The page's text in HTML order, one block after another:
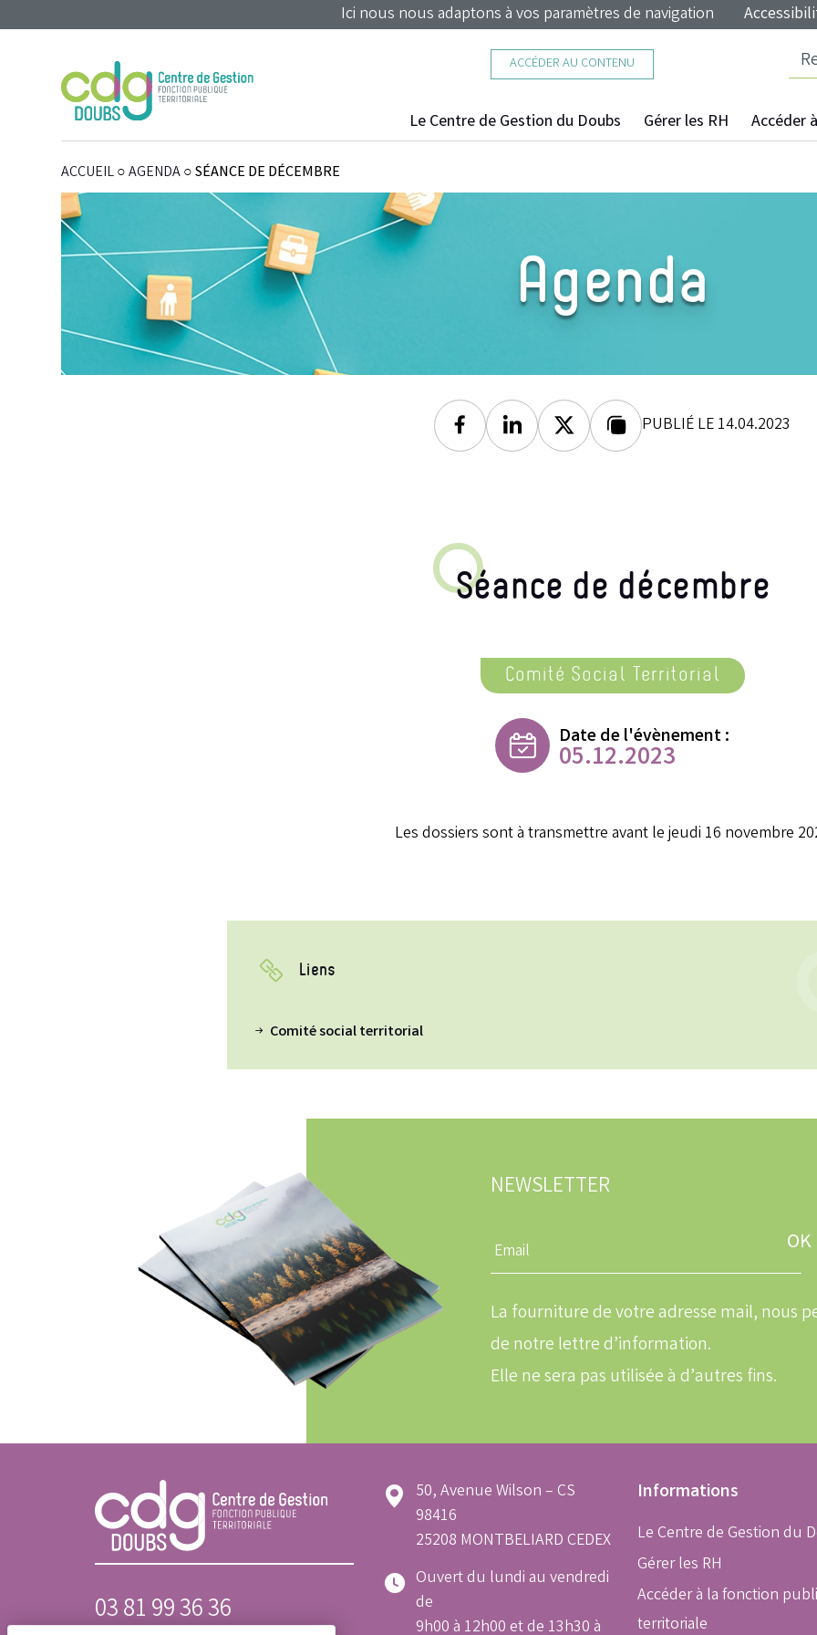
ACCÉDER AU CONTENU
Ici nous nous adaptons à vos paramètres de navigation
Le Centre de Gestion du Doubs Gérer les RH Accéder
ACCUEIL○AGENDA○SÉANCE DE DÉCEMBRE
Agenda
FacebookLinkedinTwitterLien copié
PUBLIÉ LE 14.04.2023
Séance de décembre
Comité Social Territorial
Date de l'évènement :
05.12.2023
Les dossiers sont à transmettre avant le jeudi 16 novembre
Liens
Comité social territorial
NEWSLETTER
Entrez
une
email
La fourniture de votre adresse mail, nous
de notre lettre d’information.
Elle ne sera pas utilisée à d’autres fins.
03 81 99 36 36
50, Avenue Wilson – CS
98416
25208 MONTBELIARD CEDEX
Ouvert du lundi au vendredi
de
9h00 à 12h00 et de 13h30 à
Informations
Le Centre de Gestion du
Gérer les RH
Accéder à la fonction
territoriale